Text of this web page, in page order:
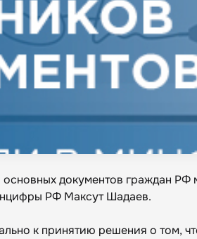
документов граждан РФ
РФ Максут Шадаев.
к принятию решения о том,